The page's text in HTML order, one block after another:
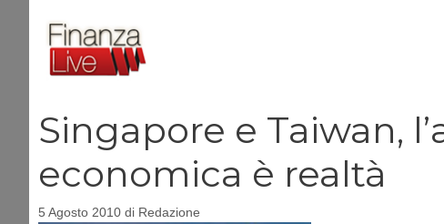
contenuto
Singapore e Taiwan,
economica è realtà
5 Agosto 2010 di Redazione